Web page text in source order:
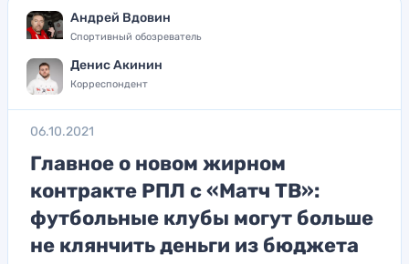
Андрей Вдовин
Спортивный обозреватель
Денис Акинин
Корреспондент
06.10.2021
Главное о новом жирном
контракте РПЛ с «Матч ТВ»:
футбольные клубы могут больше
не клянчить деньги из бюджета